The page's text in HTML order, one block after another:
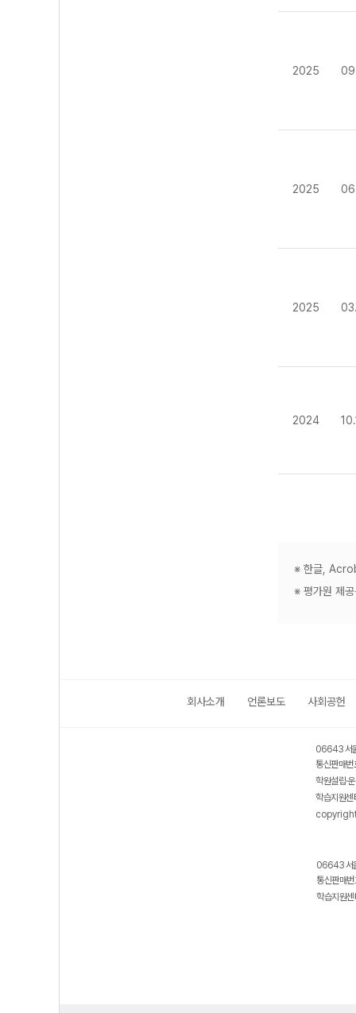
2025
2025
2025
2024
※ 한글,
※ 평가원 제
회사소개 언론보도 사회공헌
06643 서
통신판매
학원설립·
학습지원
06643 서
통신판매
학습지원